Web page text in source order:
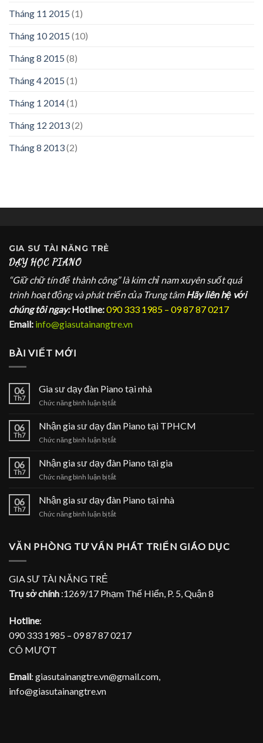
Tháng 11 2015 (1)
Tháng 10 2015 (10)
Tháng 8 2015 (8)
Tháng 4 2015 (1)
Tháng 1 2014(1)
Tháng 12 2013(2)
Tháng 8 2013(2)
GIA SƯ TÀI NĂNG TRẺ
DẠY HỌC PIANO
“Giữ chữ tín để thành công” là kim chỉ nam xuyên suốt quá
trình hoạt động và phát triển của Trung tâm Hãy liên hệ với
chúng tôi ngay: Hotline:090 333 1985 – 09 87 87 0217
Email: info@giasutainangtre.vn
BÀI VIẾT MỚI
06
Th7
Gia sư dạy đàn Piano tại nhà
Chức năng bình luận bị tắtở
đàn
tại
06
Th7
Nhận gia sư dạy đàn Piano tại TPHCM
Chức năng bình luận bị tắtở
gia
dạy
Piano
06
Th7
Nhận gia sư dạy đàn Piano tại gia
Chức năng bình luận bị tắtở
gia
dạy
tại
06
Th7
Nhận gia sư dạy đàn Piano tại nhà
Chức năng bình luận bị tắtở
sư
nhà
VĂN PHÒNG TƯ VẤN PHÁT TRIỂN GIÁO DỤC
GIA SƯ TÀI NĂNG TRẺ
Trụ sở chính :1269/17 Phạm Thế Hiển, P. 5, Quận 8
Hotline:
090 333 1985 – 09 87 87 0217
CÔ MƯỢT
Email: giasutainangtre.vn@gmail.com,
info@giasutainangtre.vn